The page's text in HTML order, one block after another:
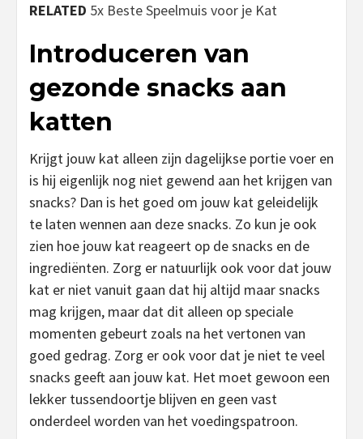
RELATED 5x Beste Speelmuis voor je Kat
Introduceren van
gezonde snacks aan
katten
Krijgt jouw kat alleen zijn dagelijkse portie voer en
is hij eigenlijk nog niet gewend aan het krijgen van
snacks? Dan is het goed om jouw kat geleidelijk
te laten wennen aan deze snacks. Zo kun je ook
zien hoe jouw kat reageert op de snacks en de
ingrediënten. Zorg er natuurlijk ook voor dat jouw
kat er niet vanuit gaan dat hij altijd maar snacks
mag krijgen, maar dat dit alleen op speciale
momenten gebeurt zoals na het vertonen van
goed gedrag. Zorg er ook voor dat je niet te veel
snacks geeft aan jouw kat. Het moet gewoon een
lekker tussendoortje blijven en geen vast
onderdeel worden van het voedingspatroon.